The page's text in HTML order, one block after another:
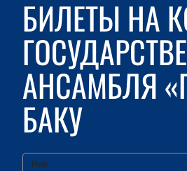
БИЛЕТЫ НА
АНСАМБЛЯ
БАКУ
Имя